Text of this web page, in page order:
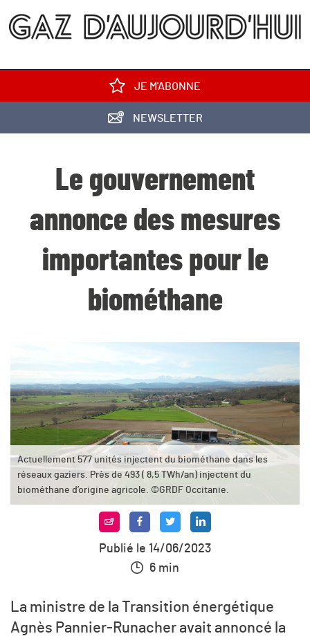
JE M'ABONNE
NEWSLETTER
Le gouvernement
annonce des mesures
importantes pour le
biométhane
Actuellement 577 unités injectent du biométhane dans les
réseaux gaziers. Près de 493 ( 8,5 TWh/an) injectent du
biométhane d’origine agricole. ©GRDF Occitanie.
Publié le 14/06/2023
6 min
La ministre de la Transition énergétique
Agnès Pannier-Runacher avait annoncé la